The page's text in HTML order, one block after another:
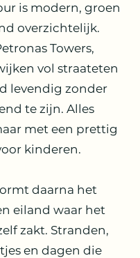
is modern, groen
overzichtelijk.
Towers,
vol straateten
levendig zonder
te zijn. Alles
met een prettig
kinderen.
daarna het
eiland waar het
zakt. Stranden,
en dagen die